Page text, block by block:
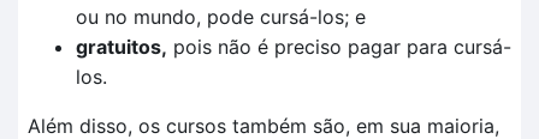
ou no mundo, pode cursá-los; e
gratuitos, pois não é preciso pagar para cursá-
los.
Além disso, os cursos também são, em sua maioria,